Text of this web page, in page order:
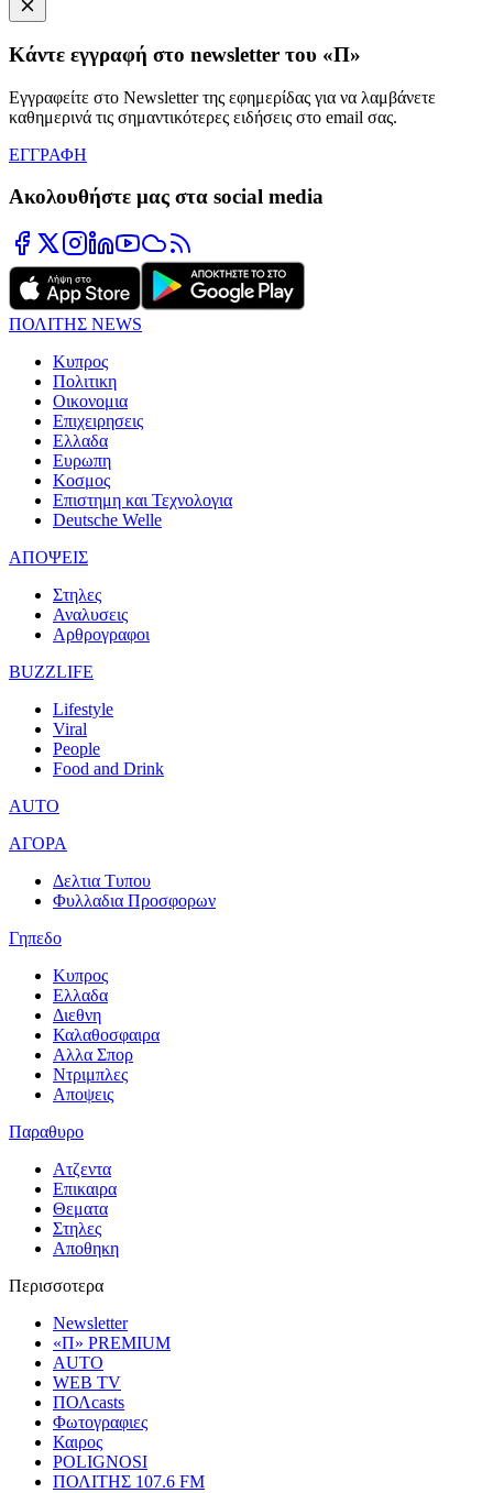
Κάντε εγγραφή στο newsletter του «Π»
Εγγραφείτε στο Newsletter της εφημερίδας για να λαμβάνετε
καθημερινά τις σημαντικότερες ειδήσεις στο email σας.
ΕΓΓΡΑΦΗ
Ακολουθήστε μας στα social media
ΠΟΛΙΤΗΣ NEWS
Κυπρος
Πολιτικη
Οικονομια
Επιχειρησεις
Ελλαδα
Ευρωπη
Κοσμος
Επιστημη και Τεχνολογια
Deutsche Welle
ΑΠΟΨΕΙΣ
Στηλες
Αναλυσεις
Αρθρογραφοι
BUZZLIFE
Lifestyle
Viral
People
Food and Drink
AUTO
ΑΓΟΡΑ
Δελτια Τυπου
Φυλλαδια Προσφορων
Γηπεδο
Κυπρος
Ελλαδα
Διεθνη
Καλαθοσφαιρα
Αλλα Σπορ
Ντριμπλες
Αποψεις
Παραθυρο
Ατζεντα
Επικαιρα
Θεματα
Στηλες
Αποθηκη
Περισσοτερα
Newsletter
«Π» PREMIUM
AUTO
WEB TV
ΠΟΛcasts
Φωτογραφιες
Καιρος
POLIGNOSI
ΠΟΛΙΤΗΣ 107.6 FM